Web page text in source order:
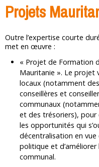
Projets
Outre l’expertise courte
met en œuvre :
« Projet de Formation
Mauritanie ». Le projet
locaux (notamment
conseillères et
communaux
et des trésoriers),
les opportunités qui
décentralisation en
politique et
communal.